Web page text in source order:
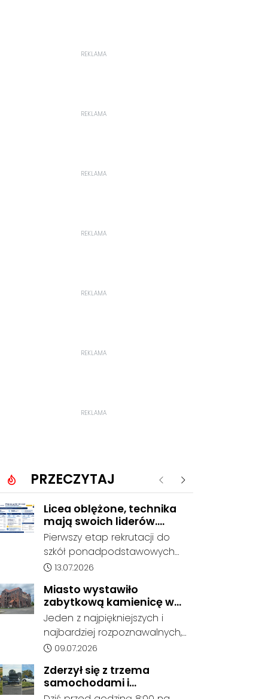
REKLAMA
REKLAMA
REKLAMA
REKLAMA
REKLAMA
REKLAMA
REKLAMA
PRZECZYTAJ Poprzednie
Następne
Licea oblężone, technika
mają swoich liderów.
Znamy wstępne wyniki
rekrutacji do szkół w
powiecie
Pierwszy etap rekrutacji do
szkół ponadpodstawowych
prowadzonych przez Powiat
pokazuje coraz wyraźniejsze
preferencje tegorocznych
absolwentów szkół
podstawowych. Dane dotyczą
kandydatów, którzy wskazali
dany oddział jako pierwszy
wybór, dlatego nie stanowią
jeszcze ostatecznego wyniku
Data dodania artykułu:
13.07.2026
Miasto wystawiło
zabytkową kamienicę w
Porcie na sprzedaż. W
dawnym hotelu mają
powstać mieszkania
Jeden z najpiękniejszych i
najbardziej rozpoznawalnych,
ale też najbardziej
Portu został wystawiony na
sprzedaż. Gmina Kędzierzyn-
Data dodania artykułu:
09.07.2026
Zderzył się z trzema
samochodami i
kontynuował jazdę. Seria